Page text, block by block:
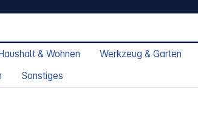
& Wohnen
Werkzeug & Garten
Sonstiges